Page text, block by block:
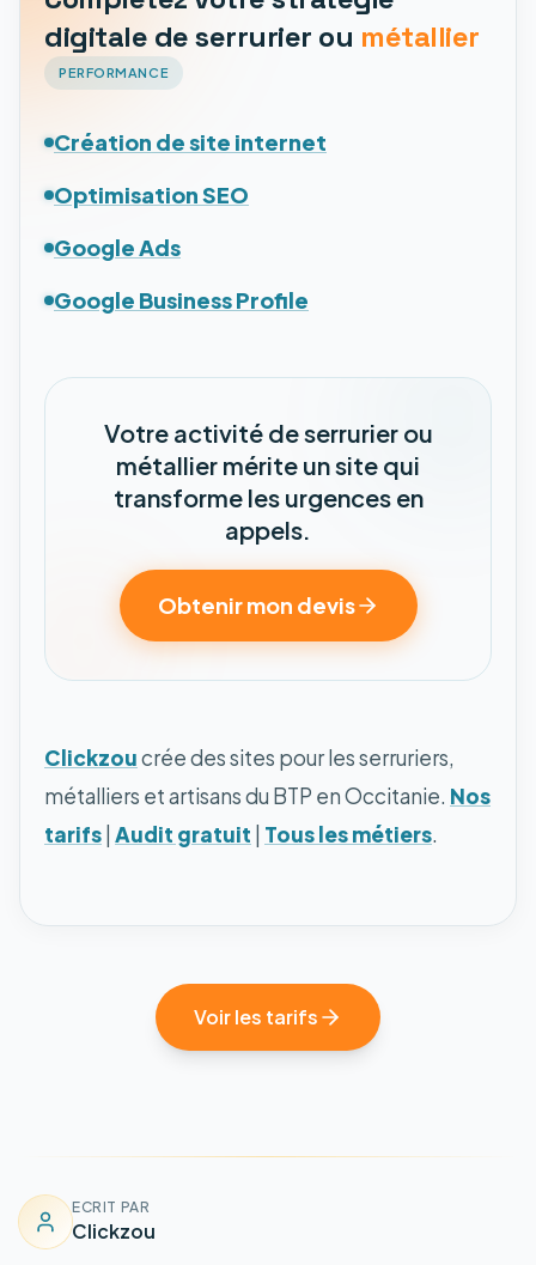
digitale de serrurier ou métallier
PERFORMANCE
Création de site internet
Optimisation SEO
Google Ads
Google Business Profile
Votre activité de serrurier ou
métallier mérite un site qui
transforme les urgences en
appels.
Obtenir mon devis
Clickzoucrée des sites pour les serruriers,
métalliers et artisans du BTP en Occitanie. Nos
tarifs Audit gratuit Tous les métiers.
Voir les tarifs
ECRIT PAR
Clickzou